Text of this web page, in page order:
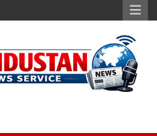
Service